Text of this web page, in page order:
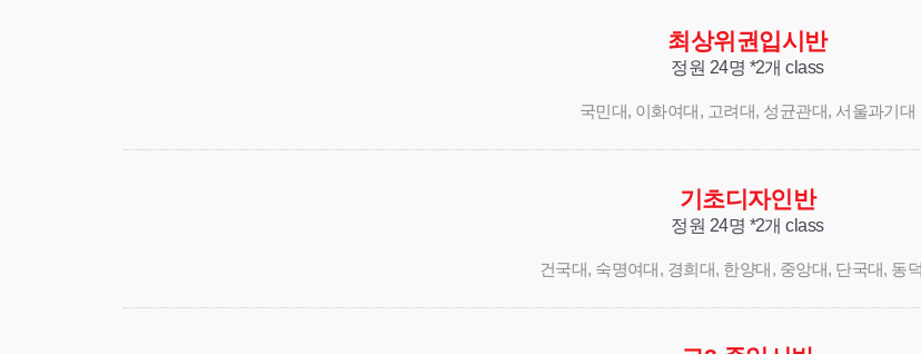
최상위권입시반
정원 24명 *2개 class
국민대, 이화여대, 고려대, 성균관대, 서울과기대
기초디자인반
정원 24명 *2개 class
건국대, 숙명여대, 경희대, 한양대, 중앙대, 단국대, 동